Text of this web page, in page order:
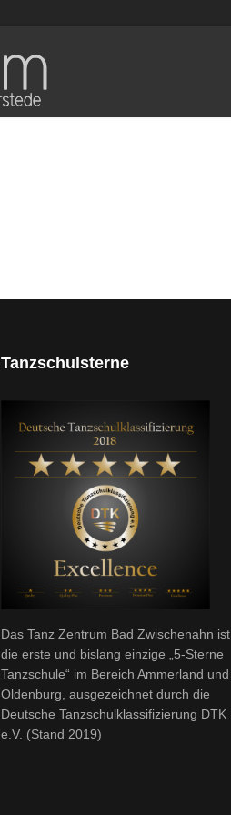
Tanzschulsterne
Das Tanz Zentrum Bad Zwischenahn ist
die erste und bislang einzige „5-Sterne
Tanzschule“ im Bereich Ammerland und
Oldenburg, ausgezeichnet durch die
Deutsche Tanzschulklassifizierung DTK
e.V. (Stand 2019)